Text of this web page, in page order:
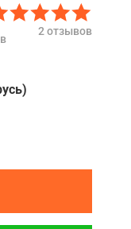
2 отзывов